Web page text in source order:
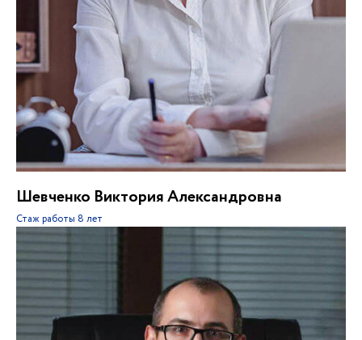
Шевченко Виктория Александровна
Стаж работы 8 лет